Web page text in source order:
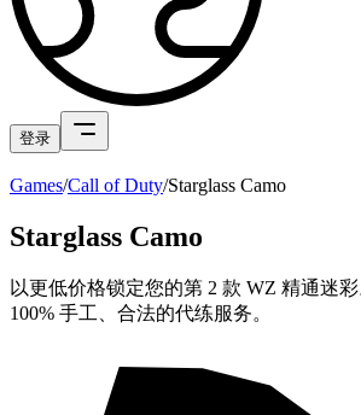
登录
Games/Call of Duty/Starglass Camo
Starglass Camo
以更低价格锁定您的第 2 款 WZ 精通迷彩
100% 手工、合法的代练服务。